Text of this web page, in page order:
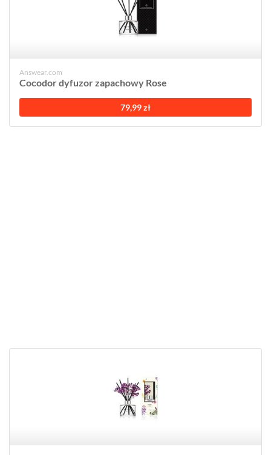
Answear.com
Cocodor dyfuzor zapachowy Rose
79,99 zł